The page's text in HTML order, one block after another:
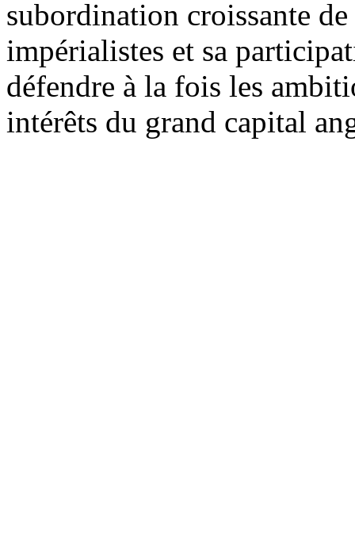
subordination croissante de
impérialistes et sa
défendre à la fois les
intérêts du grand capital